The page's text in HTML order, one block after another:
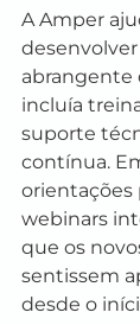
A Amper
abrangente
incluía
suporte
contínua.
orientações
webinars
que os
sentissem
desde o